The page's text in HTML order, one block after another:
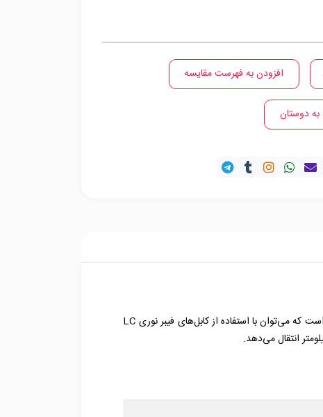
افزودن به فهرست مقایسه
به دوستان
ترنسیور فیبر نوری SFP 10G ER 40 دارای شکل ظاهری +SFP است. همچنین این ماژول فیبر نوری دارای کانکتور LC duplex است که می‌توان با استفاده از کابل‌های فیبر نوری LC